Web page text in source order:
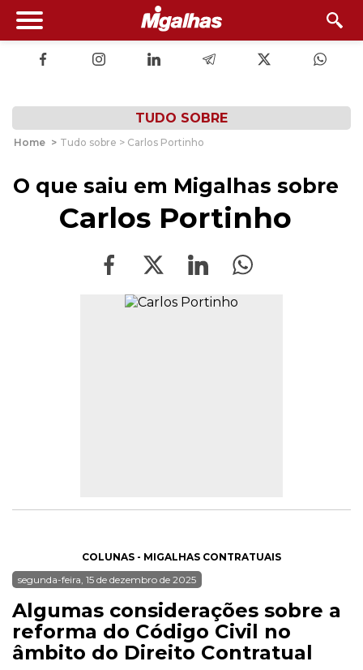
TUDO SOBRE
Home > Tudo sobre > Carlos Portinho
O que saiu em Migalhas sobre
Carlos Portinho
COLUNAS - MIGALHAS CONTRATUAIS
segunda-feira, 15 de dezembro de 2025
Algumas considerações sobre a
reforma do Código Civil no
âmbito do Direito Contratual